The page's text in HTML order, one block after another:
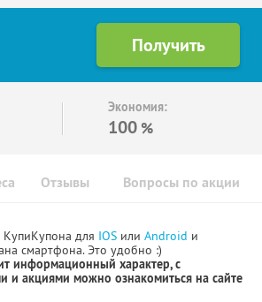
Экономия:
100 %
Отзывы Вопросы по акции
для IOS или Android и
смартфона. Это удобно :)
информационный характер, с
и акциями можно ознакомиться на сайте